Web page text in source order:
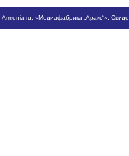
Armenia.ru , «Медиафабрика „Аракс“».